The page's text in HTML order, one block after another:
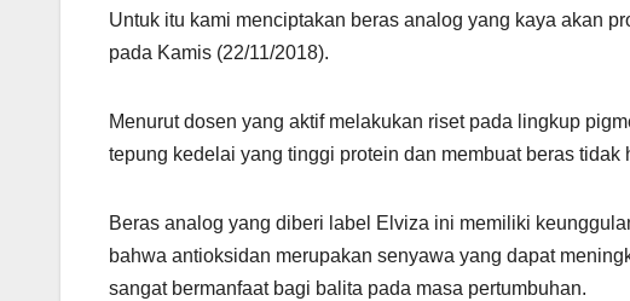
Untuk itu kami menciptakan beras analog yang kaya akan
pada Kamis (22/11/2018).
Menurut dosen yang aktif melakukan riset pada lingkup
tepung kedelai yang tinggi protein dan membuat beras tidak
Beras analog yang diberi label Elviza ini memiliki
bahwa antioksidan merupakan senyawa yang dapat
sangat bermanfaat bagi balita pada masa pertumbuhan.